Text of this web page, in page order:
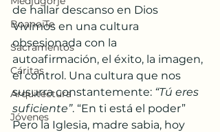
BoanoiTe
Sacramentos
Cáritas
Arquitectura
Jóvenes
de hallar descanso en Dios
Vivimos en una cultura
obsesionada con la
autoafirmación, el éxito, la imagen,
el control. Una cultura que nos
susurra constantemente: “Tú eres
suficiente”. “En ti está el poder”
Pero la Iglesia, madre sabia, hoy